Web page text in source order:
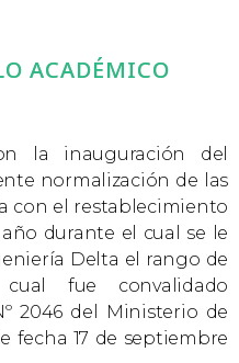
ACADÉMICO
la inauguración del
normalización de las
con el restablecimiento
durante el cual se le
Delta el rango de
fue convalidado
2046 del Ministerio de
fecha 17 de septiembre